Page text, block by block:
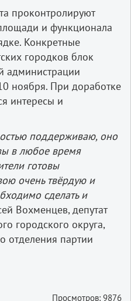
проконтролируют
и функционала
Конкретные
городков блок
администрации
ноября. При доработке
интересы и
поддерживаю, оно
в любое время
готовы
очень твёрдую и
сделать и
Вохменцев, депутат
городского округа,
отделения партии
Просмотров: 9876